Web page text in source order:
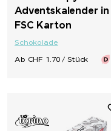
Adventskalender in
FSC Karton
Schokolade
Ab CHF 1.70 / Stück